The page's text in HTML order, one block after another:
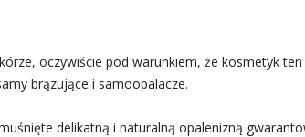
oczywiście pod warunkiem, że kosmetyk ten
brązujące i samoopalacze.
delikatną i naturalną opalenizną